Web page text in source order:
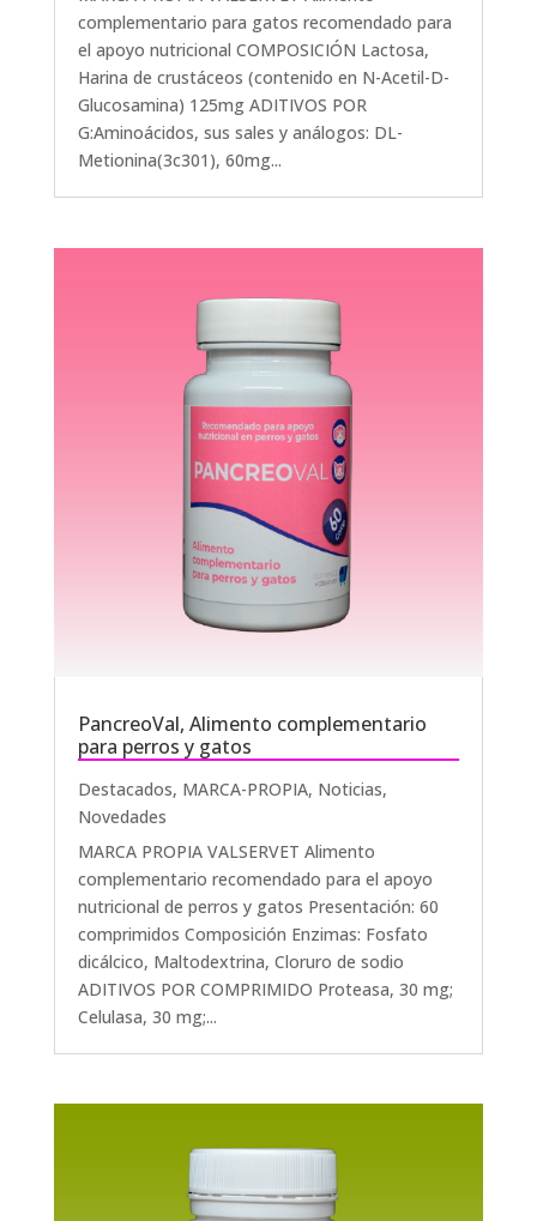
complementario para gatos recomendado para
el apoyo nutricional COMPOSICIÓN Lactosa,
Harina de crustáceos (contenido en N-Acetil-D-
Glucosamina) 125mg ADITIVOS POR
G:Aminoácidos, sus sales y análogos: DL-
Metionina(3c301), 60mg...
PancreoVal, Alimento complementario
para perros y gatos
Destacados, MARCA-PROPIA, Noticias,
Novedades
MARCA PROPIA VALSERVET Alimento
complementario recomendado para el apoyo
nutricional de perros y gatos Presentación: 60
comprimidos Composición Enzimas: Fosfato
dicálcico, Maltodextrina, Cloruro de sodio
ADITIVOS POR COMPRIMIDO Proteasa, 30 mg;
Celulasa, 30 mg;...